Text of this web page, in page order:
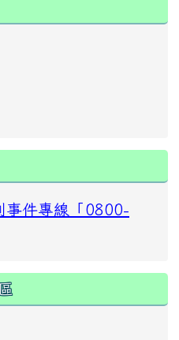
事件專線「0800-